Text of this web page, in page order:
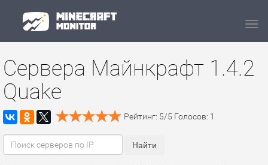
Сервера Майнкрафт 1.4.2
Quake
Рейтинг: 5/5 Голосов: 1